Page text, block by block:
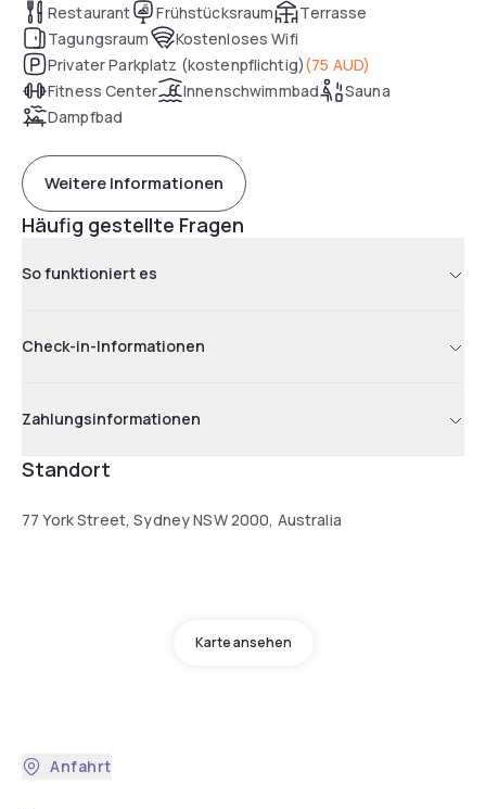
Restaurant Frühstücksraum
Terrasse
Tagungsraum
Kostenloses Wifi
Privater Parkplatz (kostenpflichtig)(75 AUD)
Fitness Center
Innenschwimmbad
Sauna
Dampfbad
Weitere Informationen
Häufig gestellte Fragen
So funktioniert es
Check-in-Informationen
Zahlungsinformationen
Standort
77 York Street, Sydney NSW 2000, Australia
Karte ansehen
Anfahrt